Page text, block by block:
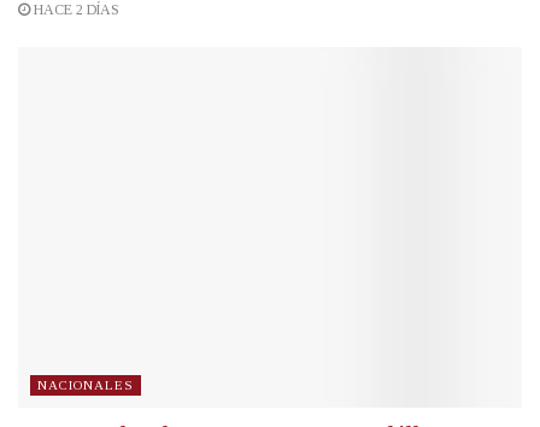
HACE 2 DÍAS
NACIONALES